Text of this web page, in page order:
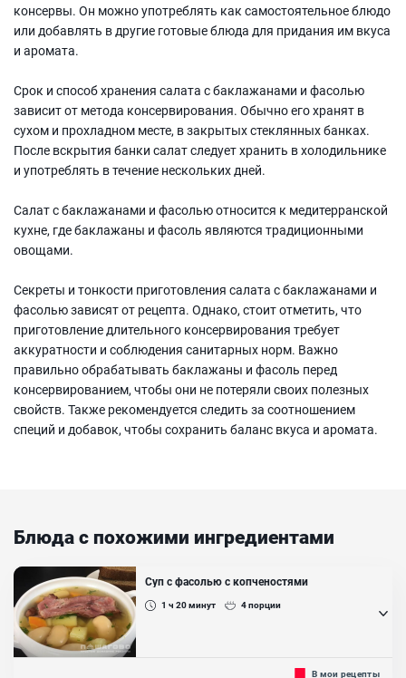
консервы. Он можно употреблять как самостоятельное блюдо
или добавлять в другие готовые блюда для придания им вкуса
и аромата.
Срок и способ хранения салата с баклажанами и фасолью
зависит от метода консервирования. Обычно его хранят в
сухом и прохладном месте, в закрытых стеклянных банках.
После вскрытия банки салат следует хранить в холодильнике
и употреблять в течение нескольких дней.
Салат с баклажанами и фасолью относится к медитерранской
кухне, где баклажаны и фасоль являются традиционными
овощами.
Секреты и тонкости приготовления салата с баклажанами и
фасолью зависят от рецепта. Однако, стоит отметить, что
приготовление длительного консервирования требует
аккуратности и соблюдения санитарных норм. Важно
правильно обрабатывать баклажаны и фасоль перед
консервированием, чтобы они не потеряли своих полезных
свойств. Также рекомендуется следить за соотношением
специй и добавок, чтобы сохранить баланс вкуса и аромата.
Блюда с похожими ингредиентами
Суп с фасолью с копченостями
1 ч 20минут 4порции
Суп с фасолью с копченостями насытит вас и вашу семью иВ мои рецепты